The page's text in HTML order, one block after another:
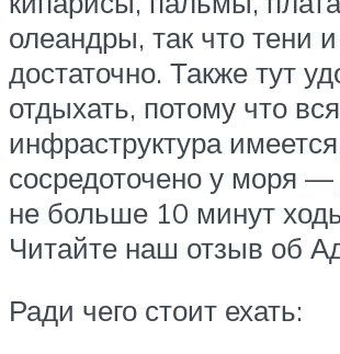
олеандры, так что тени
достаточно. Также тут
отдыхать, потому что
инфраструктура
сосредоточено у моря
не больше 10 минут
Читайте наш отзыв об
Ради чего стоит ехать: